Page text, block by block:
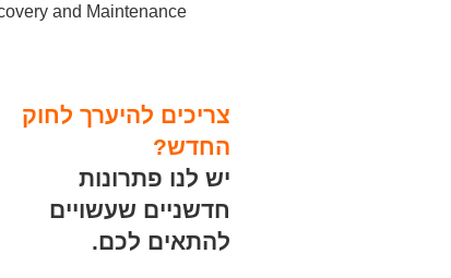
and Maintenance.
צריכים להיערך לחוק
החדש?
יש לנו פתרונות
חדשניים שעשויים
להתאים לכם.